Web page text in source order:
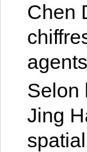
Chen
Selon
Jing